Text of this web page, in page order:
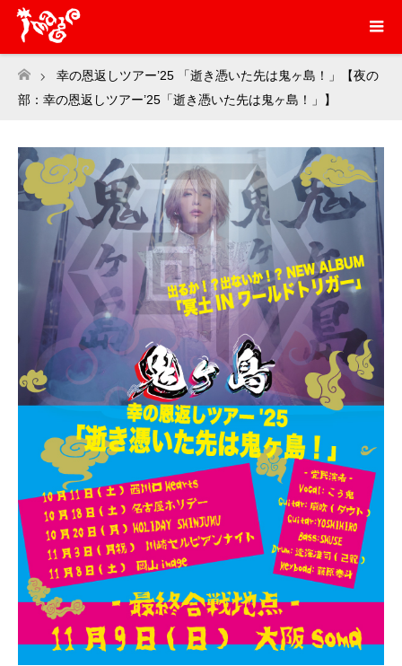
ホーム
幸の恩返しツアー’25 「逝き憑いた先は鬼ヶ島！」【夜の
部：幸の恩返しツアー’25「逝き憑いた先は鬼ヶ島！」】